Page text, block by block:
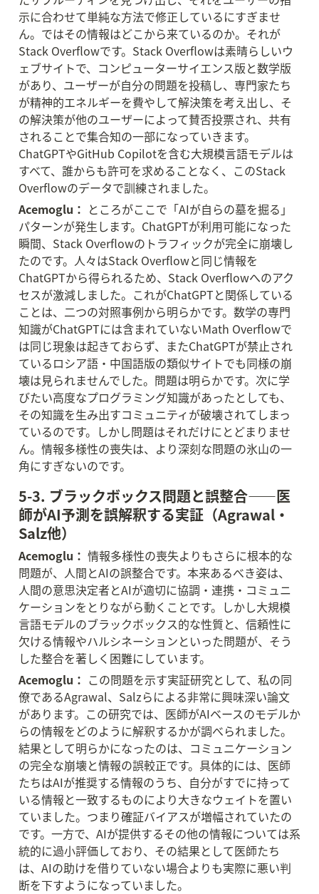
示に合わせて単純な方法で修正しているにすぎませ
ん。ではその情報はどこから来ているのか。それが
Stack Overflowです。Stack Overflowは素晴らしいウ
ェブサイトで、コンピューターサイエンス版と数学版
があり、ユーザーが自分の問題を投稿し、専門家たち
が精神的エネルギーを費やして解決策を考え出し、そ
の解決策が他のユーザーによって賛否投票され、共有
されることで集合知の一部になっていきます。
ChatGPTやGitHub Copilotを含む大規模言語モデルは
すべて、誰からも許可を求めることなく、このStack
Overflowのデータで訓練されました。
Acemoglu： ところがここで「AIが自らの墓を掘る」
パターンが発生します。ChatGPTが利用可能になった
瞬間、Stack Overflowのトラフィックが完全に崩壊し
たのです。人々はStack Overflowと同じ情報を
ChatGPTから得られるため、Stack Overflowへのアク
セスが激減しました。これがChatGPTと関係している
ことは、二つの対照事例から明らかです。数学の専門
知識がChatGPTには含まれていないMath Overflowで
は同じ現象は起きておらず、またChatGPTが禁止され
ているロシア語・中国語版の類似サイトでも同様の崩
壊は見られませんでした。問題は明らかです。次に学
びたい高度なプログラミング知識があったとしても、
その知識を生み出すコミュニティが破壊されてしまっ
ているのです。しかし問題はそれだけにとどまりませ
ん。情報多様性の喪失は、より深刻な問題の氷山の一
角にすぎないのです。
5-3. ブラックボックス問題と誤整合——医
師がAI予測を誤解釈する実証（Agrawal・
Salz他）
Acemoglu： 情報多様性の喪失よりもさらに根本的な
問題が、人間とAIの誤整合です。本来あるべき姿は、
人間の意思決定者とAIが適切に協調・連携・コミュニ
ケーションをとりながら動くことです。しかし大規模
言語モデルのブラックボックス的な性質と、信頼性に
欠ける情報やハルシネーションといった問題が、そう
した整合を著しく困難にしています。
Acemoglu： この問題を示す実証研究として、私の同
僚であるAgrawal、Salzらによる非常に興味深い論文
があります。この研究では、医師がAIベースのモデルか
らの情報をどのように解釈するかが調べられました。
結果として明らかになったのは、コミュニケーション
の完全な崩壊と情報の誤較正です。具体的には、医師
たちはAIが推奨する情報のうち、自分がすでに持って
いる情報と一致するものにより大きなウェイトを置い
ていました。つまり確証バイアスが増幅されていたの
です。一方で、AIが提供するその他の情報については系
統的に過小評価しており、その結果として医師たち
は、AIの助けを借りていない場合よりも実際に悪い判
断を下すようになっていました。